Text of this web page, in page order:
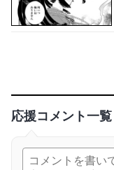
応援コメント一覧